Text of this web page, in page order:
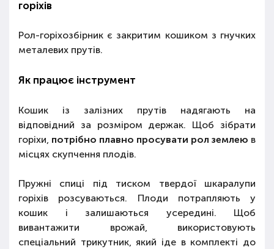
горіхів
Рол-горіхозбірник є закритим кошиком з гнучких
металевих прутів.
Як працює інструмент
Кошик із залізних прутів надягають на
відповідний за розміром держак. Щоб зібрати
горіхи, потрібно плавно просувати рол землею в
місцях скупчення плодів.
Пружні спиці під тиском твердої шкаралупи
горіхів розсуваються. Плоди потрапляють у
кошик і залишаються усередині. Щоб
вивантажити врожай, використовують
спеціальний трикутник, який іде в комплекті до